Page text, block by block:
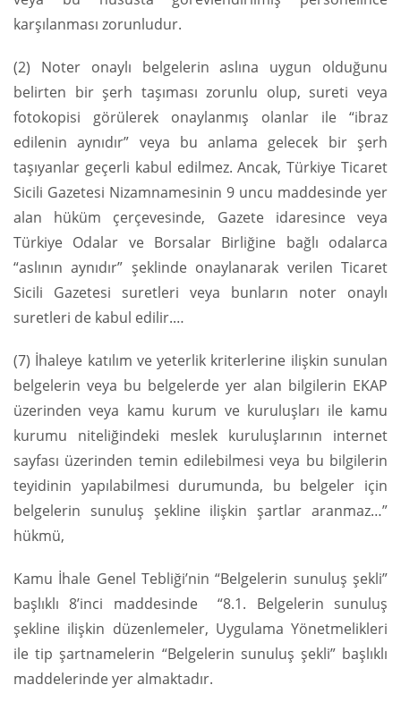
karşılanması zorunludur.
(2) Noter onaylı belgelerin aslına uygun olduğunu
belirten bir şerh taşıması zorunlu olup, sureti veya
fotokopisi görülerek onaylanmış olanlar ile “ibraz
edilenin aynıdır” veya bu anlama gelecek bir şerh
taşıyanlar geçerli kabul edilmez. Ancak, Türkiye Ticaret
Sicili Gazetesi Nizamnamesinin 9 uncu maddesinde yer
alan hüküm çerçevesinde, Gazete idaresince veya
Türkiye Odalar ve Borsalar Birliğine bağlı odalarca
“aslının aynıdır” şeklinde onaylanarak verilen Ticaret
Sicili Gazetesi suretleri veya bunların noter onaylı
suretleri de kabul edilir.…
(7) İhaleye katılım ve yeterlik kriterlerine ilişkin sunulan
belgelerin veya bu belgelerde yer alan bilgilerin EKAP
üzerinden veya kamu kurum ve kuruluşları ile kamu
kurumu niteliğindeki meslek kuruluşlarının internet
sayfası üzerinden temin edilebilmesi veya bu bilgilerin
teyidinin yapılabilmesi durumunda, bu belgeler için
belgelerin sunuluş şekline ilişkin şartlar aranmaz…”
hükmü,
Kamu İhale Genel Tebliği’nin “Belgelerin sunuluş şekli”
başlıklı 8’inci maddesinde “8.1. Belgelerin sunuluş
şekline ilişkin düzenlemeler, Uygulama Yönetmelikleri
ile tip şartnamelerin “Belgelerin sunuluş şekli” başlıklı
maddelerinde yer almaktadır.